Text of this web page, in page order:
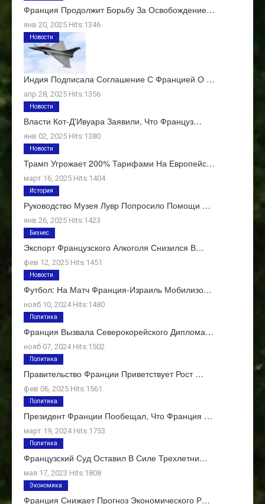
Франция Продолжит Борьбу За Освобождение…
янв 20, 2025 Hits:1346
Индия Подписала Соглашение С Францией О …
апр 28, 2025 Hits:1356
Новости
Власти Кот-Д'Ивуара Заявили, Что Француз…
янв 02, 2025 Hits:1380
Новости
Трамп Угрожает 200% Тарифами На Европейс…
март 16, 2025 Hits:1404
Новости
Руководство Музея Лувр Попросило Помощи …
янв 26, 2025 Hits:1423
История
Экспорт Французского Алкоголя Снизился В…
фев 12, 2025 Hits:1451
Бизнес
Футбол: На Матч Франция-Израиль Мобилизо…
нояб 10, 2024 Hits:1480
Новости
Франция Вызвала Северокорейского Диплома…
нояб 07, 2024 Hits:1502
Политика
Правительство Франции Приветствует Рост …
фев 06, 2025 Hits:1561
Политика
Президент Франции Пообещал, Что Франция …
март 19, 2024 Hits:1753
Политика
Французский Суд Оставил В Силе Трехлетни…
мая 17, 2023 Hits:1808
Политика
Франция Снижает Прогноз Экономического Р…
Экономика